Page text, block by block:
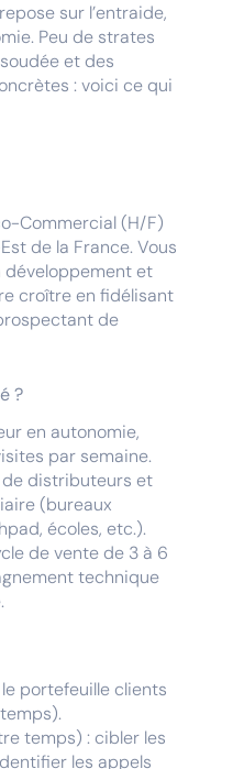
sur l’entraide,
Peu de strates
et des
: voici ce qui
Commercial (H/F)
de la France. Vous
développement et
croître en fidélisant
de
?
en autonomie,
par semaine.
de distributeurs et
(bureaux
écoles, etc.).
de vente de 3 à 6
technique
portefeuille clients
temps) : cibler les
les appels